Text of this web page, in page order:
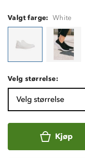
Valgt farge: White
Velg størrelse:
Velg størrelse
Kjøp